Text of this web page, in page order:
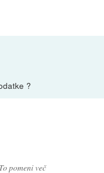
?
pomeni več